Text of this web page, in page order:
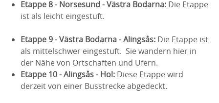
Etappe 8 - Norsesund - Västra Bodarna: Die Etappe
ist als leicht eingestuft.
Etappe 9 - Västra Bodarna - Alingsås: Die Etappe ist
als mittelschwer eingestuft. Sie wandern hier in
der Nähe von Ortschaften und Ufern.
Etappe 10 - Alingsås - Hol: Diese Etappe wird
derzeit von einer Busstrecke abgedeckt.